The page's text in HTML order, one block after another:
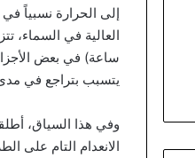
إلى الحرارة نسبياً
ساعة) في بعض
يتسبب بتراجع في مدى
وفي هذا السياق،
الانعدام التام على